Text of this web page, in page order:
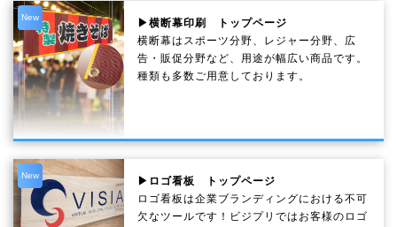
New
▶横断幕印刷 トップページ
横断幕はスポーツ分野、レジャー分野、広
告・販促分野など、用途が幅広い商品です。
種類も多数ご用意しております。
New
▶ロゴ看板 トップページ
ロゴ看板は企業ブランディングにおける不可
欠なツールです！ビジプリではお客様のロゴ